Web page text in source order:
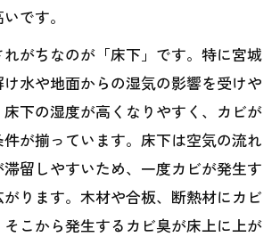
です。
がちなのが「床下」です。特に宮城
水や地面からの湿気の影響を受けや
下の湿度が高くなりやすく、カビが
が揃っています。床下は空気の流れ
留しやすいため、一度カビが発生す
ります。木材や合板、断熱材にカビ
こから発生するカビ臭が床上に上が